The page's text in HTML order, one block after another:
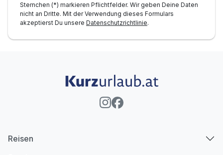
Sternchen (*) markieren Pflichtfelder. Wir geben Deine Daten
nicht an Dritte. Mit der Verwendung dieses Formulars
akzeptierst Du unsere Datenschutzrichtlinie.
Reisen